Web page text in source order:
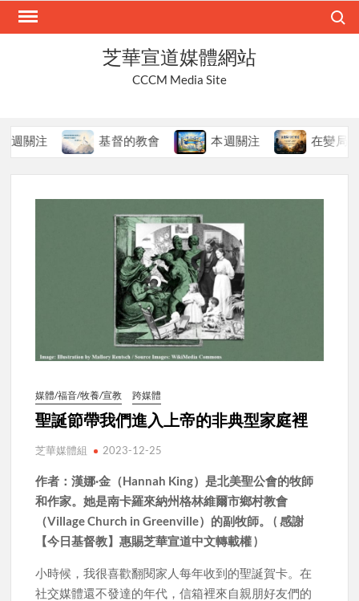
Skip
芝華宣道媒體網站
CCCM Media Site
基督的教會 本週關注 在變局中持守
媒體/福音/牧養/宣教 跨媒體
聖誕節帶我們進入上帝的非典型家庭裡
芝華媒體組 2023-12-25
作者：漢娜·金（Hannah King）是北美聖公會的牧師
和作家。她是南卡羅來納州格林維爾市鄉村教會
（Village Church in Greenville）的副牧師。 ( 感謝
【今日基督教】惠賜芝華宣道中文轉載權 )
小時候，我很喜歡翻閱家人每年收到的聖誕賀卡。在
社交媒體還不發達的年代，信箱裡來自親朋好友們的